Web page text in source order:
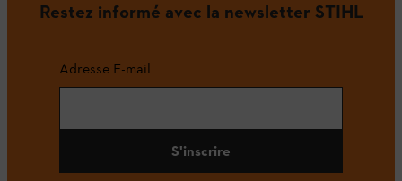
Restez informé avec la newsletter STIHL
Adresse E-mail
S'inscrire